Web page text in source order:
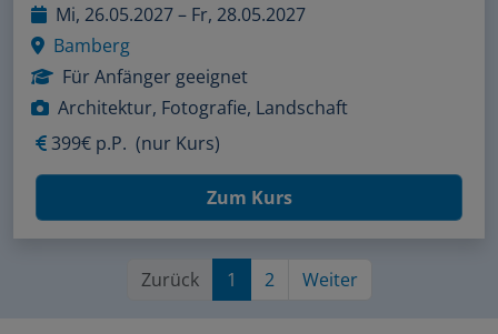
Mi, 26.05.2027 – Fr, 28.05.2027
Bamberg
Für Anfänger geeignet
Architektur, Fotografie, Landschaft
399€ p.P. (nur Kurs)
Zum Kurs
Zurück 1 2 Weiter